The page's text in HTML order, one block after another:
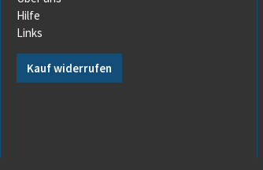
Hilfe
Links
Kauf widerrufen